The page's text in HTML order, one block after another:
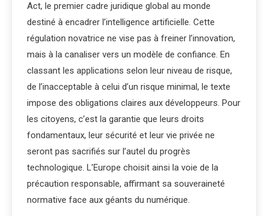
Act, le premier cadre juridique global au monde
destiné à encadrer l’intelligence artificielle. Cette
régulation novatrice ne vise pas à freiner l’innovation,
mais à la canaliser vers un modèle de confiance. En
classant les applications selon leur niveau de risque,
de l’inacceptable à celui d’un risque minimal, le texte
impose des obligations claires aux développeurs. Pour
les citoyens, c’est la garantie que leurs droits
fondamentaux, leur sécurité et leur vie privée ne
seront pas sacrifiés sur l’autel du progrès
technologique. L’Europe choisit ainsi la voie de la
précaution responsable, affirmant sa souveraineté
normative face aux géants du numérique.